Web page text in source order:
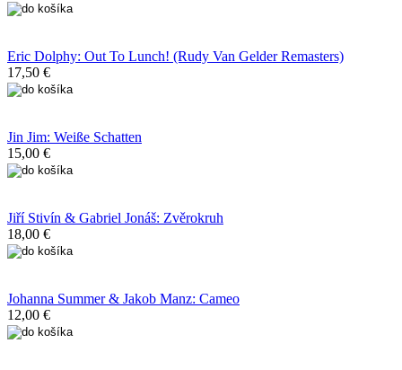
Eric Dolphy: Out To Lunch! (Rudy Van Gelder Remasters)
17,50 €
Jin Jim: Weiße Schatten
15,00 €
Jiří Stivín & Gabriel Jonáš: Zvěrokruh
18,00 €
Johanna Summer & Jakob Manz: Cameo
12,00 €